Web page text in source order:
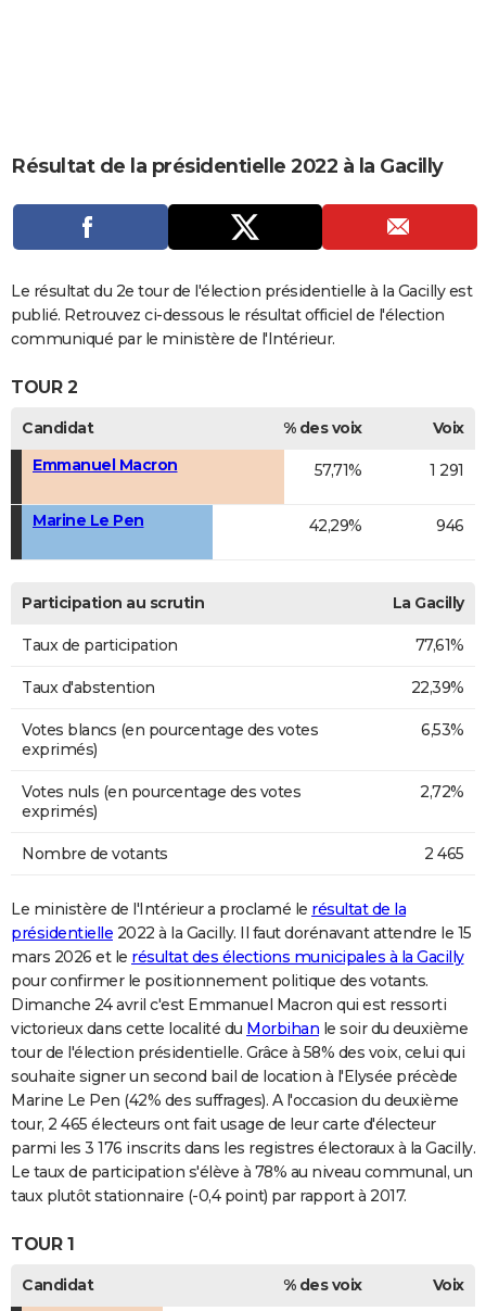
CARTE DE VOEUX
DICTIONNAIRE
Dictionnaire
Biographies
Expressions
Proverbes
PROGRAMME TV
COPAINS D'AVANT
Se connecter
Collèges
Universités
Entreprises
Service militaire
Avis de recherche
AVIS DE DÉCÈS
FORUM
Bricolage
Culture
Television
Voyage
Résultat de la présidentielle 2022 à la Gacilly
Le résultat du 2e tour de l'élection présidentielle à la Gacilly est
publié. Retrouvez ci-dessous le résultat officiel de l'élection
communiqué par le ministère de l'Intérieur.
TOUR 2
Candidat % des voix
Voix
Emmanuel Macron
57,71% 1 291
Marine Le Pen 42,29% 946
Participation au scrutin La Gacilly
Taux de participation 77,61%
Taux d'abstention 22,39%
Votes blancs (en pourcentage des votes
exprimés)
6,53%
Votes nuls (en pourcentage des votes
exprimés)
2,72%
Nombre de votants 2 465
Le ministère de l'Intérieur a proclamé le résultat de la
présidentielle 2022 à la Gacilly. Il faut dorénavant attendre le 15
mars 2026 et le résultat des élections municipales à la Gacilly
pour confirmer le positionnement politique des votants.
Dimanche 24 avril c'est Emmanuel Macron qui est ressorti
victorieux dans cette localité du Morbihan le soir du deuxième
tour de l'élection présidentielle. Grâce à 58% des voix, celui qui
souhaite signer un second bail de location à l'Elysée précède
Marine Le Pen (42% des suffrages). A l'occasion du deuxième
tour, 2 465 électeurs ont fait usage de leur carte d'électeur
parmi les 3 176 inscrits dans les registres électoraux à la Gacilly.
Le taux de participation s'élève à 78% au niveau communal, un
taux plutôt stationnaire (-0,4 point) par rapport à 2017.
TOUR 1
Candidat % des voix
Voix